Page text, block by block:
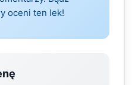
oceni ten lek!